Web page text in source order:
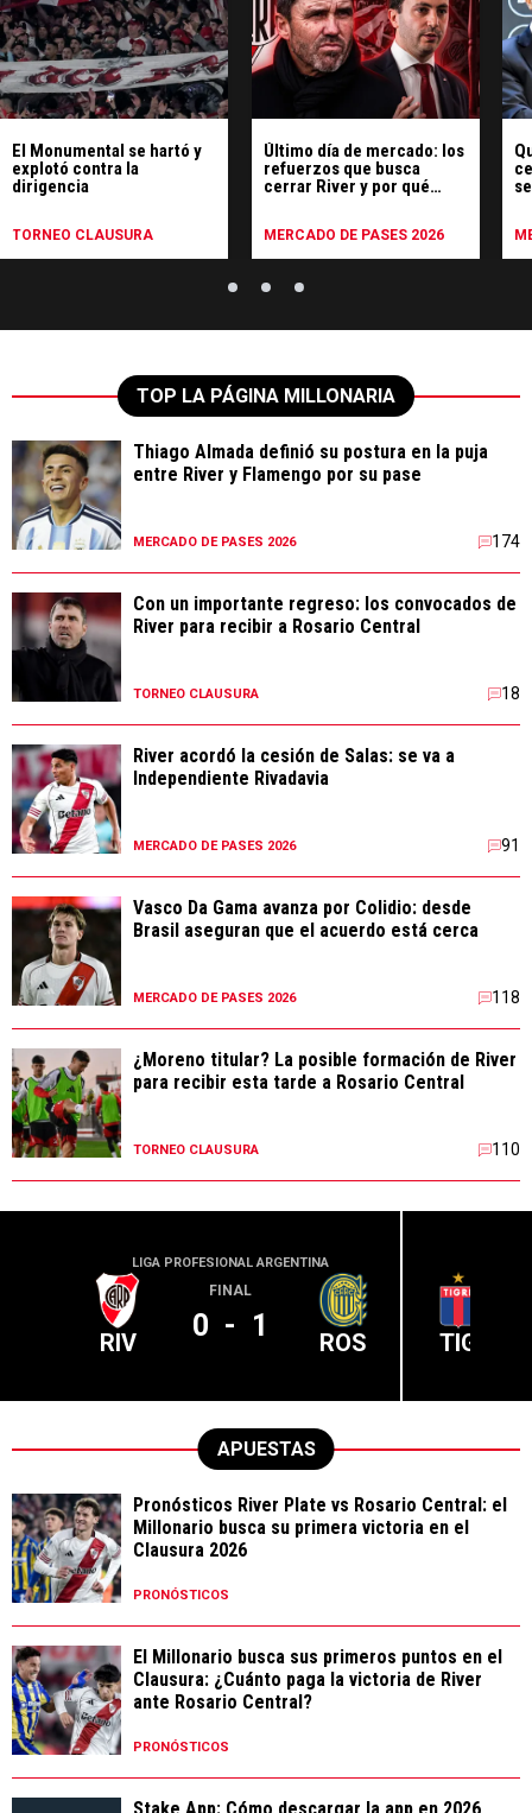
El Monumental se hartó y
explotó contra la
dirigencia
TORNEO CLAUSURA
Último día de mercado: los
refuerzos que busca
cerrar River y por qué
MERCADO DE PASES 2026
TOP LA PÁGINA MILLONARIA
Thiago Almada definió su postura en la puja
entre River y Flamengo por su pase
MERCADO DE PASES 2026 174
Con un importante regreso: los convocados de
River para recibir a Rosario Central
TORNEO CLAUSURA 18
River acordó la cesión de Salas: se va a
Independiente Rivadavia
MERCADO DE PASES 2026 91
Vasco Da Gama avanza por Colidio: desde
Brasil aseguran que el acuerdo está cerca
MERCADO DE PASES 2026 118
¿Moreno titular? La posible formación de River
para recibir esta tarde a Rosario Central
TORNEO CLAUSURA 110
LIGA PROFESIONAL ARGENTINA
RIV
FINAL
0 - 1 ROS TIG
APUESTAS
Pronósticos River Plate vs Rosario Central: el
Millonario busca su primera victoria en el
Clausura 2026
PRONÓSTICOS
El Millonario busca sus primeros puntos en el
Clausura: ¿Cuánto paga la victoria de River
ante Rosario Central?
PRONÓSTICOS